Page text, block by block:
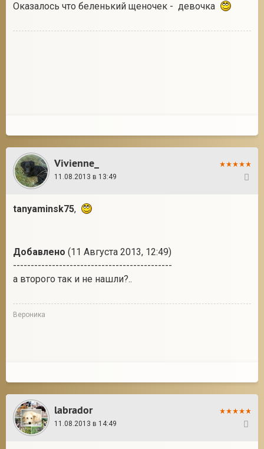
Оказалось что беленький щеночек - девочка
Vivienne_
11.08.2013 в 13:49
tanyaminsk75,
Добавлено (11 Августа 2013, 12:49)
---------------------------------------------
а второго так и не нашли?..
Вероника
labrador
11.08.2013 в 14:49